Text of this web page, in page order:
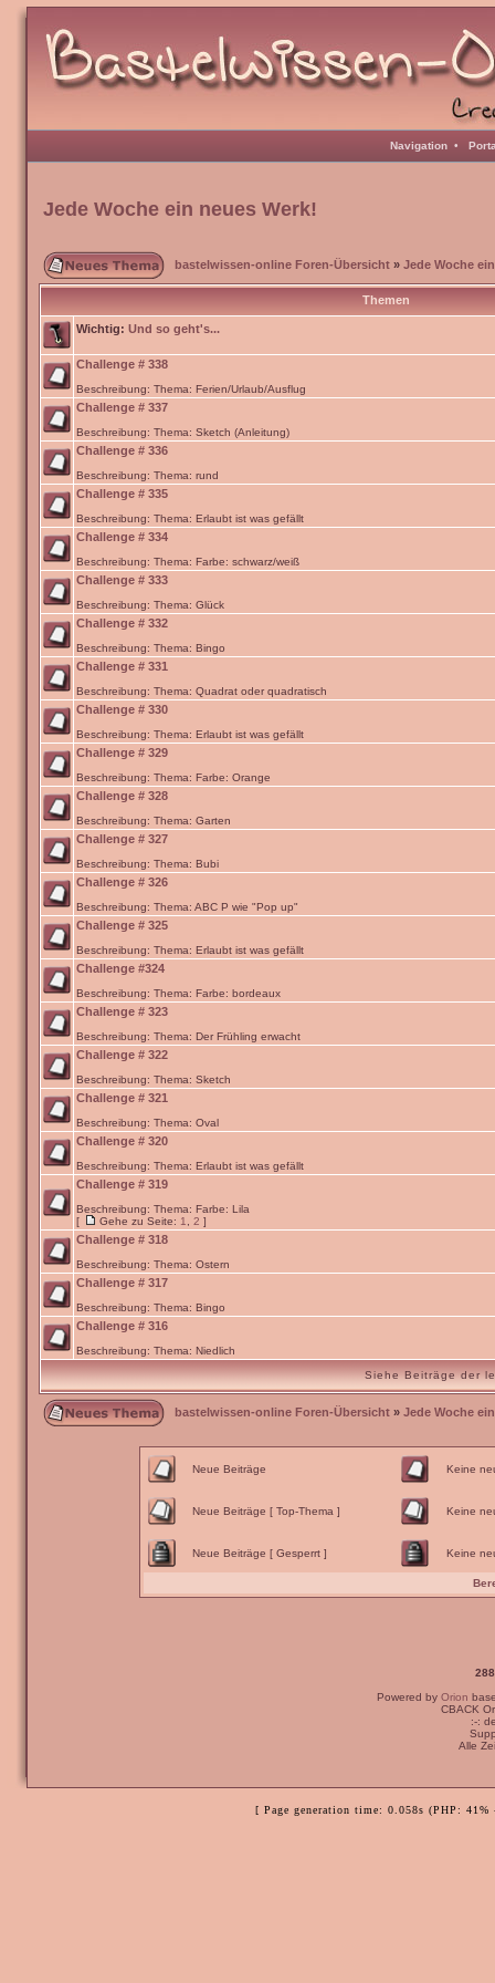
Navigation •
Jede Woche ein neues Werk!
bastelwissen-online Foren-Übersicht » Jede Woche
Themen
Wichtig: Und so geht's...
Challenge # 338
Beschreibung: Thema: Ferien/Urlaub/Ausflug
Challenge # 337
Beschreibung: Thema: Sketch (Anleitung)
Challenge # 336
Beschreibung: Thema: rund
Challenge # 335
Beschreibung: Thema: Erlaubt ist was gefällt
Challenge # 334
Beschreibung: Thema: Farbe: schwarz/weiß
Challenge # 333
Beschreibung: Thema: Glück
Challenge # 332
Beschreibung: Thema: Bingo
Challenge # 331
Beschreibung: Thema: Quadrat oder quadratisch
Challenge # 330
Beschreibung: Thema: Erlaubt ist was gefällt
Challenge # 329
Beschreibung: Thema: Farbe: Orange
Challenge # 328
Beschreibung: Thema: Garten
Challenge # 327
Beschreibung: Thema: Bubi
Challenge # 326
Beschreibung: Thema: ABC P wie "Pop up"
Challenge # 325
Beschreibung: Thema: Erlaubt ist was gefällt
Challenge #324
Beschreibung: Thema: Farbe: bordeaux
Challenge # 323
Beschreibung: Thema: Der Frühling erwacht
Challenge # 322
Beschreibung: Thema: Sketch
Challenge # 321
Beschreibung: Thema: Oval
Challenge # 320
Beschreibung: Thema: Erlaubt ist was gefällt
Challenge # 319
Beschreibung: Thema: Farbe: Lila
[
Gehe zu Seite: 1 2 ]
Challenge # 318
Beschreibung: Thema: Ostern
Challenge # 317
Beschreibung: Thema: Bingo
Challenge # 316
Beschreibung: Thema: Niedlich
Siehe Beiträge der
bastelwissen-online Foren-Übersicht » Jede Woche
Neue Beiträge Keine
Neue Beiträge [ Top-Thema ] Keine
Neue Beiträge [ Gesperrt ] Keine
Powered by Orion
CBACK
:-:
Alle
[ Page generation time: 0.058s (PHP: